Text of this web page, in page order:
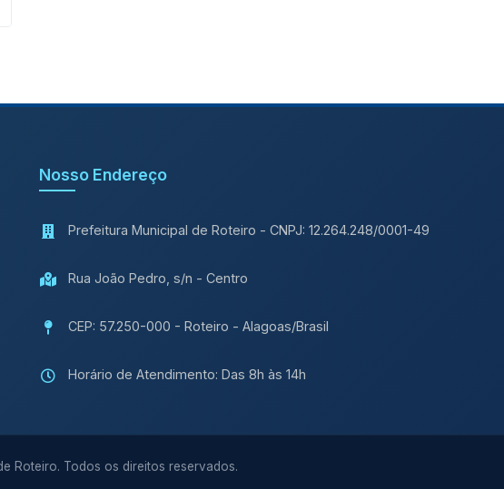
Nosso Endereço
Prefeitura Municipal de Roteiro - CNPJ: 12.264.248/0001-49
Rua João Pedro, s/n - Centro
CEP: 57.250-000 - Roteiro - Alagoas/Brasil
Horário de Atendimento: Das 8h às 14h
Roteiro. Todos os direitos reservados.